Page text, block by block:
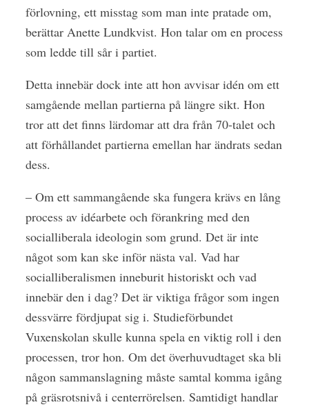
förlovning, ett misstag som man inte pratade om,
berättar Anette Lundkvist. Hon talar om en process
som ledde till sår i partiet.
Detta innebär dock inte att hon avvisar idén om ett
samgående mellan partierna på längre sikt. Hon
tror att det finns lärdomar att dra från 70-talet och
att förhållandet partierna emellan har ändrats sedan
dess.
– Om ett sammangående ska fungera krävs en lång
process av idéarbete och förankring med den
socialliberala ideologin som grund. Det är inte
något som kan ske inför nästa val. Vad har
socialliberalismen inneburit historiskt och vad
innebär den i dag? Det är viktiga frågor som ingen
dessvärre fördjupat sig i. Studieförbundet
Vuxenskolan skulle kunna spela en viktig roll i den
processen, tror hon. Om det överhuvudtaget ska bli
någon sammanslagning måste samtal komma igång
på gräsrotsnivå i centerrörelsen. Samtidigt handlar